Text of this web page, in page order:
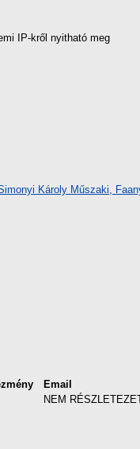
IP-kről nyitható meg
Károly Műszaki,
Email
NEM